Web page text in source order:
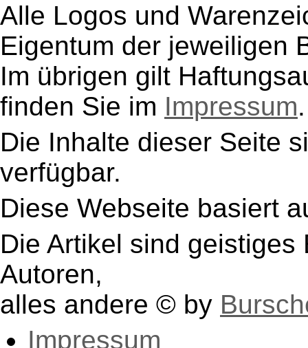
Alle Logos und
Eigentum der jeweiligen
Im übrigen gilt
finden Sie im Impressum.
Die Inhalte dieser Seite
verfügbar.
Diese Webseite basiert
Die Artikel sind
Autoren,
alles andere © by
Impressum